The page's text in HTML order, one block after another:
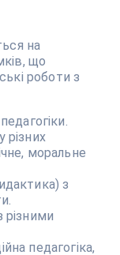
на
що
роботи з
різних
моральне
з
різними
педагогіка,